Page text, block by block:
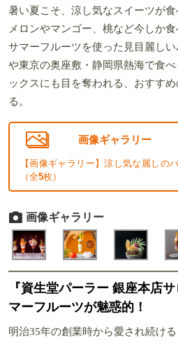
暑い夏こそ、涼し気なスイーツが食
メロンやマンゴー、桃など今しか
サマーフルーツを使った見目麗し
や東京の奥座敷・静岡県熱海で食
ックスにも目を奪われる、おすす
る。
画像ギャラリー
【画像ギャラリー】涼し気な麗しの
（全5枚）
画像ギャラリー
『資生堂パーラー 銀座本店
マーフルーツが魅惑的！
明治35年の創業時から愛され続け